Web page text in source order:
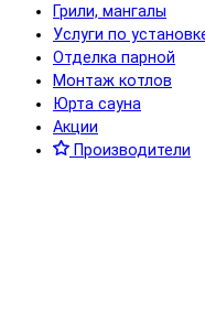
Грили, мангалы
Услуги по
Отделка парной
Монтаж котлов
Юрта сауна
Акции
Производители